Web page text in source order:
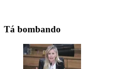
Tá bombando